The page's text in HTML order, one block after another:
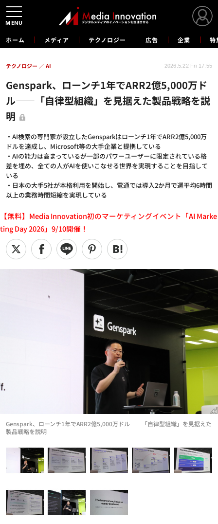
ホーム メディア テクノロジー 広告 企業 特
Genspark、ローンチ1年でARR2億5,000万ド
ル——「自律型組織」を見据えた製品戦略を説
明
・AI検索の専門家が設立したGensparkはローンチ1年でARR2億5,000万
ドルを達成し、Microsoft等の大手企業と提携している
・AIの能力は高まっているが一部のパワーユーザーに限定されている格
差を埋め、全ての人がAIを使いこなせる世界を実現することを目指して
いる
・日本の大手5社が本格利用を開始し、電通では導入2か月で週平均6時間
以上の業務時間短縮を実現している
テクノロジー AI 2026.5.22 Fri 17:55
【無料】Media Innovation初のマーケティングイベント「AI Marke
ting Day 2026」9/10開催！
Genspark、ローンチ1年でARR2億5,000万ドル——「自律型組織」を見据えた
製品戦略を説明
MENU